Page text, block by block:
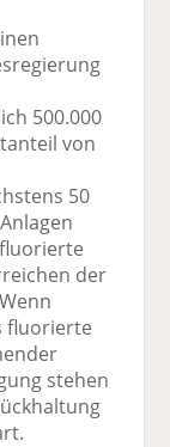
500.000
von
50
der
fluorierte
stehen